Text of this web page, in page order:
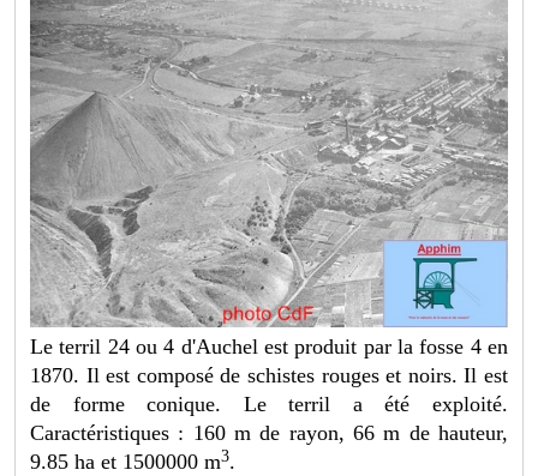
Le terril 24 ou 4 d'Auchel est produit par la fosse 4 en
1870. Il est composé de schistes rouges et noirs. Il est
de forme conique. Le terril a été exploité.
Caractéristiques : 160 m de rayon, 66 m de hauteur,
9.85 ha et 1500000 m3.